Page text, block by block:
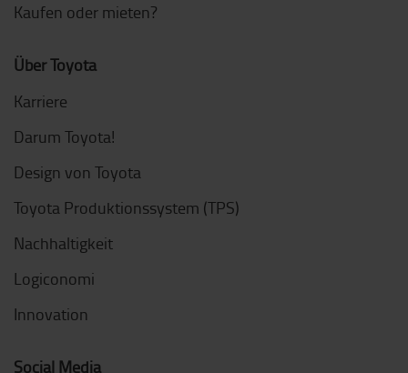
Kaufen oder mieten?
Über Toyota
Karriere
Darum Toyota!
Design von Toyota
Toyota Produktionssystem (TPS)
Nachhaltigkeit
Logiconomi
Innovation
Social Media